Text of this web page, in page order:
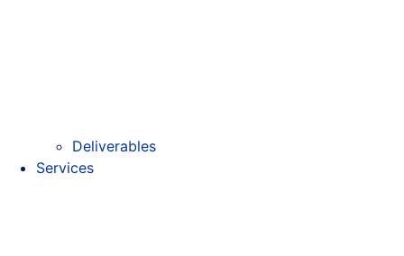
Deliverables
Services